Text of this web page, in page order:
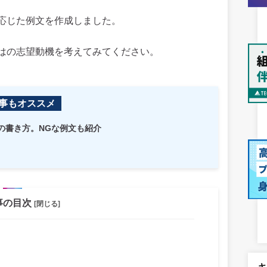
た例文を作成しました。
志望動機を考えてみてください。
もオススメ
書き方。NGな例文も紹介
の目次 [閉じる]